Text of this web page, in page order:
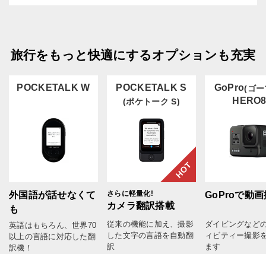
旅行をもっと快適にするオプションも充実
POCKETALK W
外国語が話せなくて
も
英語はもちろん、世界70
以上の言語に対応した翻
訳機！
POCKETALK S
(ポケトーク S)
HOT
さらに軽量化!
カメラ翻訳搭載
従来の機能に加え、撮影
した文字の言語を自動翻
訳
GoPro(ゴ
HERO8
GoProで動画
ダイビングなど
ィビティー撮影
ます